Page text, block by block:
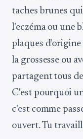
taches brunes
l'eczéma ou une
plaques
la grossesse ou
partagent tous
C'est pourquoi
c'est comme
ouvert. Tu